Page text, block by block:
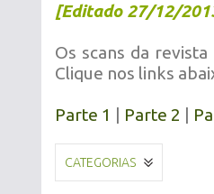
[Editado 27/12/
Os scans da
Clique nos links
Parte 1 Parte 2
CATEGORIAS